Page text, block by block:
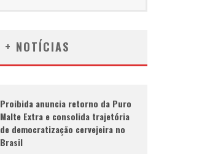
+ NOTÍCIAS
Proibida anuncia retorno da Puro
Malte Extra e consolida trajetória
de democratização cervejeira no
Brasil